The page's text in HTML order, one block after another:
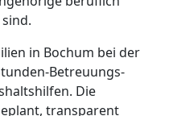
in Bochum bei der
Betreuungs-
Die
transparent